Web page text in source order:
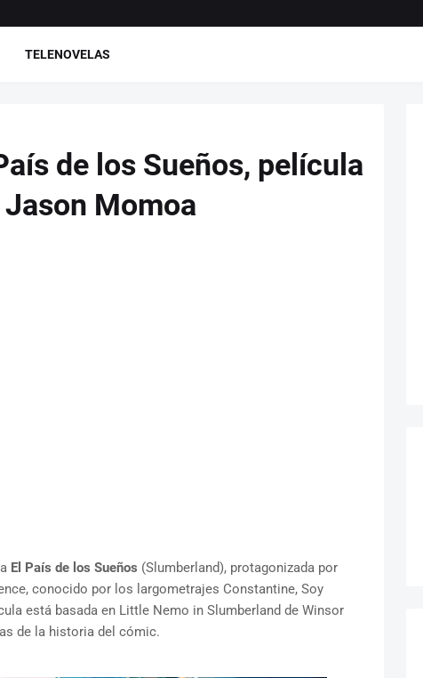
TELENOVELAS
de los Sueños, película
Momoa
El País de los Sueños (Slumberland), protagonizada por
conocido por los largometrajes Constantine, Soy
está basada en Little Nemo in Slumberland de Winsor
de la historia del cómic.